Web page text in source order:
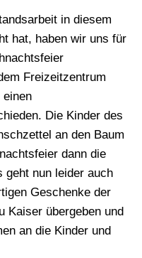
in diesem
hat, haben wir uns für
Freizeitzentrum
einen
Die Kinder des
an den Baum
dann die
geht nun leider auch
Geschenke der
Kaiser übergeben und
an die Kinder und